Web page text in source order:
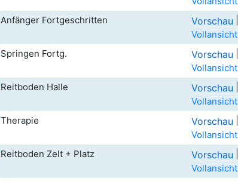
Anfänger Fortgeschritten Vorschau
Vollansicht
Springen Fortg. Vorschau
Vollansicht
Reitboden Halle Vorschau
Vollansicht
Therapie Vorschau
Vollansicht
Reitboden Zelt + Platz Vorschau
Vollansicht